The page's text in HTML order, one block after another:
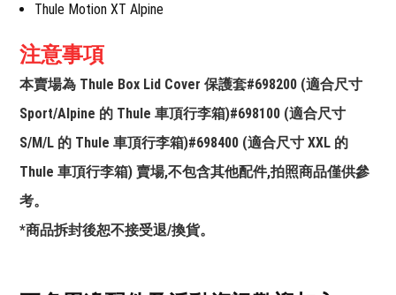
Thule Motion XT Alpine
注意事項
本賣場為 Thule Box Lid Cover 保護套#698200 (適合尺寸
Sport/Alpine 的 Thule 車頂行李箱)#698100 (適合尺寸
S/M/L 的 Thule 車頂行李箱)#698400 (適合尺寸 XXL 的
Thule 車頂行李箱) 賣場,不包含其他配件,拍照商品僅供參
考。
*商品拆封後恕不接受退/換貨。